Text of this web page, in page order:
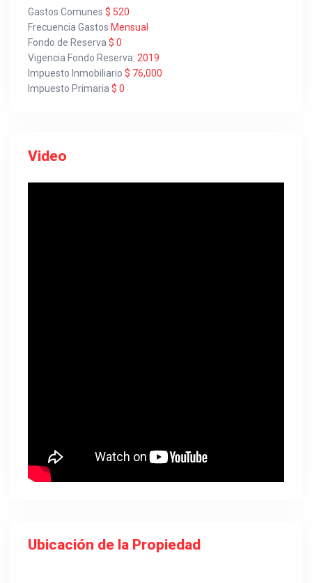
Gastos Comunes $ 520
Frecuencia Gastos Mensual
Fondo de Reserva $ 0
Vigencia Fondo Reserva: 2019
Impuesto Inmobiliario $ 76,000
Impuesto Primaria $ 0
Video
Ubicación de la Propiedad